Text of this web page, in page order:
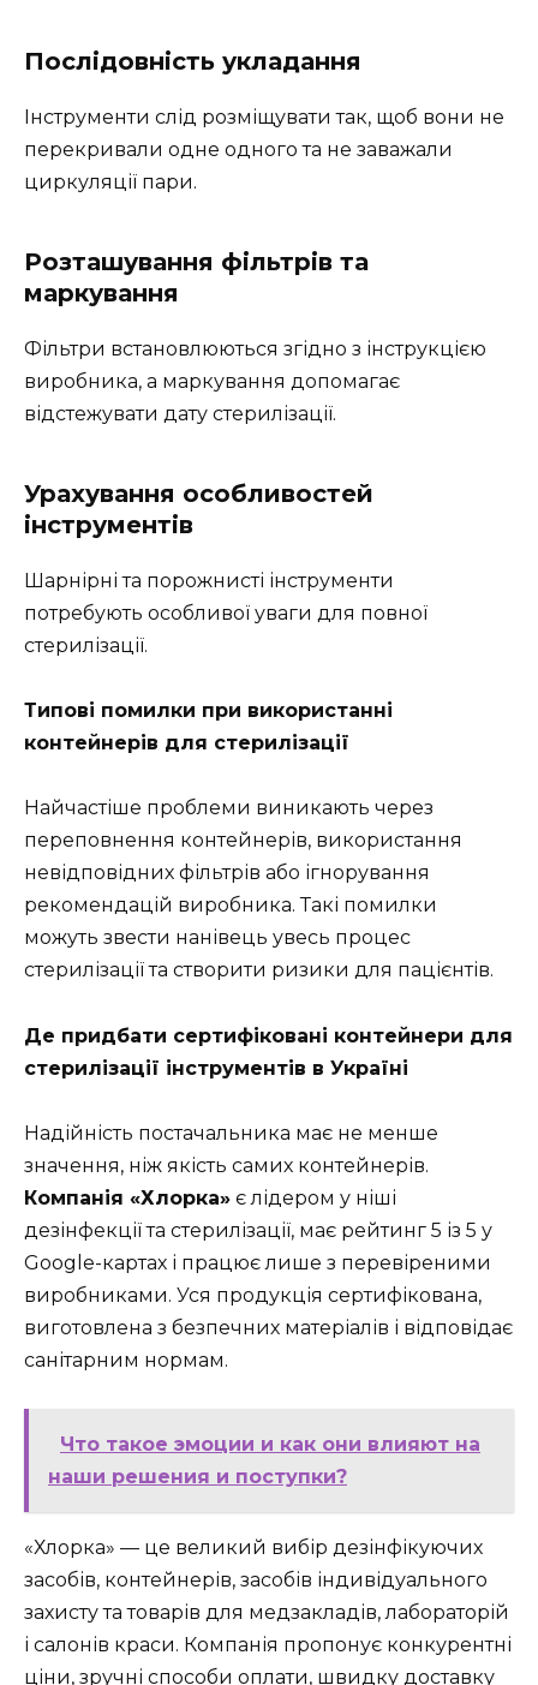
Послідовність укладання
Інструменти слід розміщувати так, щоб вони не
перекривали одне одного та не заважали
циркуляції пари.
Розташування фільтрів та
маркування
Фільтри встановлюються згідно з інструкцією
виробника, а маркування допомагає
відстежувати дату стерилізації.
Урахування особливостей
інструментів
Шарнірні та порожнисті інструменти
потребують особливої уваги для повної
стерилізації.
Типові помилки при використанні
контейнерів для стерилізації
Найчастіше проблеми виникають через
переповнення контейнерів, використання
невідповідних фільтрів або ігнорування
рекомендацій виробника. Такі помилки
можуть звести нанівець увесь процес
стерилізації та створити ризики для пацієнтів.
Де придбати сертифіковані контейнери для
стерилізації інструментів в Україні
Надійність постачальника має не менше
значення, ніж якість самих контейнерів.
Компанія «Хлорка» є лідером у ніші
дезінфекції та стерилізації, має рейтинг 5 із 5 у
Google-картах і працює лише з перевіреними
виробниками. Уся продукція сертифікована,
виготовлена з безпечних матеріалів і відповідає
санітарним нормам.
Что такое эмоции и как они влияют на
наши решения и поступки?
«Хлорка» — це великий вибір дезінфікуючих
засобів, контейнерів, засобів індивідуального
захисту та товарів для медзакладів, лабораторій
і салонів краси. Компанія пропонує конкурентні
ціни, зручні способи оплати, швидку доставку